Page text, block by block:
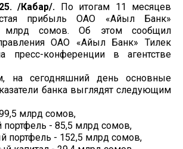
/Кабар/. По итогам 11 месяцев
прибыль ОАО «Айыл Банк»
млрд сомов. Об этом сообщил
ОАО «Айыл Банк» Тилек
пресс-конференции в агентстве
на сегодняшний день основные
банка выглядят следующим
млрд сомов,
портфель - 85,5 млрд сомов,
портфель - 152,5 млрд сомов,